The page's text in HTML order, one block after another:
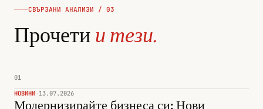
СВЪРЗАНИ АНАЛИЗИ / 03
Прочети и тези.
01
НОВИНИ · 13.07.2026
Модернизирайте бизнеса си: Нови